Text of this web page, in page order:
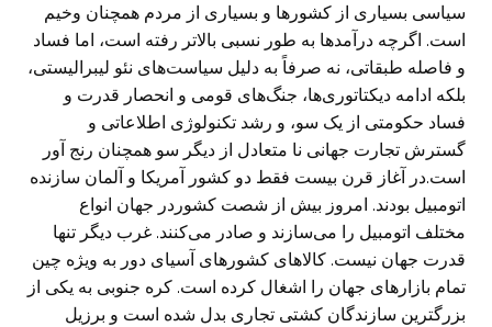
سیاسی بسیاری از کشورها و بسیاری از مردم همچنان وخیم
است. اگرچه درآمدها به طور نسبی بالاتر رفته است، اما فساد
و فاصله طبقاتی، نه صرفاً به دلیل سیاست‌های نئو لیبرالیستی،
بلکه ادامه دیکتاتوری‌ها، جنگ‌های قومی و انحصار قدرت و
فساد حکومتی از یک سو، و رشد تکنولوژی اطلاعاتی و
گسترش تجارت جهانی نا متعادل از دیگر سو همچنان رنج آور
است.در آغاز قرن بیست فقط دو کشور آمریکا و آلمان سازنده
اتومبیل بودند. امروز بیش از شصت کشوردر جهان انواع
مختلف اتومبیل را می‌سازند و صادر می‌کنند. غرب دیگر تنها
قدرت جهان نیست. کالاهای کشورهای آسیای دور به ویژه چین
تمام بازارهای جهان را اشغال کرده است. کره جنوبی به یکی از
بزرگترین سازندگان کشتی تجاری بدل شده است و برزیل